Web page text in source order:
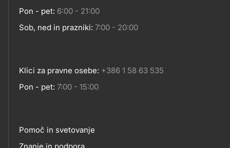
Pon - pet: 6:00 - 21:00
Sob, ned in prazniki: 7:00 - 20:00
Klici za pravne osebe: +386 1 58 63 535
Pon - pet: 7:00 - 15:00
Pomoč in svetovanje